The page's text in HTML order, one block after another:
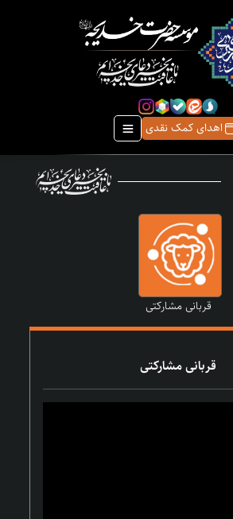
اهدای کمک نقدی
قربانی مشارکتی
قربانی مشارکتی